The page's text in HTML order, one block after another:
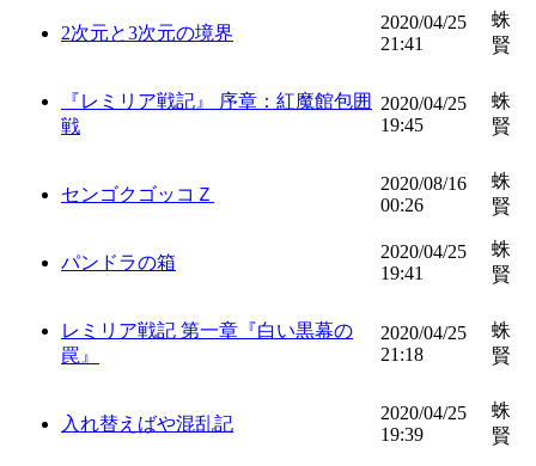
2次元と3次元の境界
2020/04/25
21:41
蛛
賢
『レミリア戦記』 序章：紅魔館包囲
戦
2020/04/25
19:45
蛛
賢
センゴクゴッコＺ
2020/08/16
00:26
蛛
賢
パンドラの箱
2020/04/25
19:41
蛛
賢
レミリア戦記 第一章『白い黒幕の
罠』
2020/04/25
21:18
蛛
賢
入れ替えばや混乱記
2020/04/25
19:39
蛛
賢